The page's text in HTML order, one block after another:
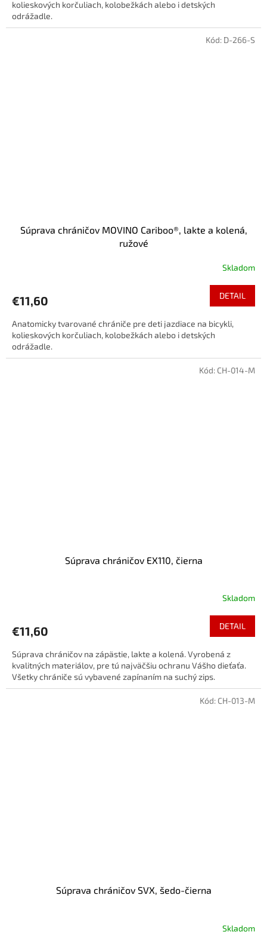
kolieskových korčuliach, kolobežkách alebo i detských
odrážadle.
Súprava chráničov MOVINO Cariboo®, lakte a kolená,
ružové
Skladom
€11,60 DETAIL
Anatomicky tvarované chrániče pre deti jazdiace na bicykli,
kolieskových korčuliach, kolobežkách alebo i detských
odrážadle.
Kód: D-266-S
Súprava chráničov EX110, čierna
Skladom
€11,60 DETAIL
Súprava chráničov na zápästie, lakte a kolená. Vyrobená z
kvalitných materiálov, pre tú najväčšiu ochranu Vášho dieťaťa.
Všetky chrániče sú vybavené zapínaním na suchý zips.
Kód: CH-014-M
Súprava chráničov SVX, šedo-čierna
Skladom
Kód: CH-013-M